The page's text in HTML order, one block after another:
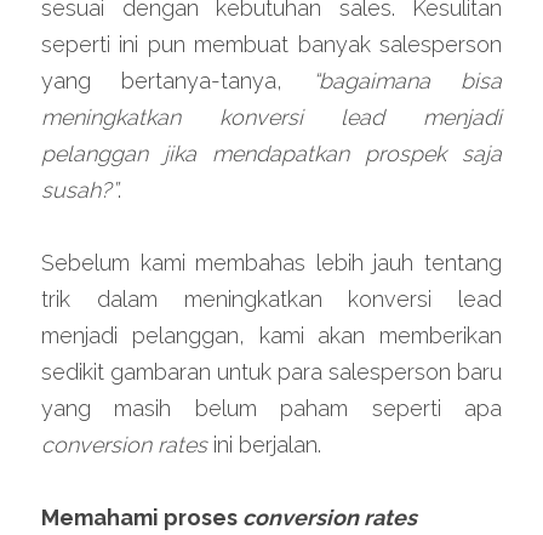
sesuai dengan kebutuhan sales. Kesulitan
seperti ini pun membuat banyak salesperson
yang bertanya-tanya,
“bagaimana bisa
meningkatkan konversi lead menjadi
pelanggan jika mendapatkan prospek saja
susah?”.
Sebelum kami membahas lebih jauh tentang
trik dalam meningkatkan konversi lead
menjadi pelanggan, kami akan memberikan
sedikit gambaran untuk para salesperson baru
conversion rates ini berjalan.
Memahami proses conversion rates